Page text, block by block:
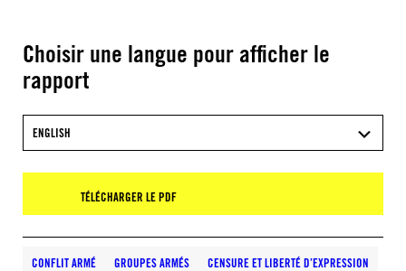
Choisir une langue pour afficher le
rapport
ENGLISH
TÉLÉCHARGER LE PDF
CONFLIT ARMÉ GROUPES ARMÉS CENSURE ET LIBERTÉ D’EXPRESSION